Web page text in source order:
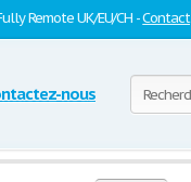
Remote UK/EU/CH -Contact
nous